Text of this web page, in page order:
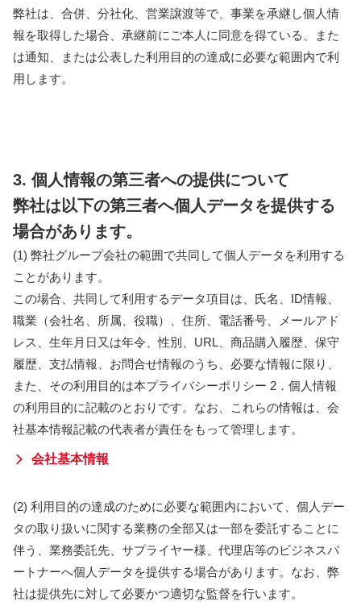
弊社は、合併、分社化、営業譲渡等で、事業を承継し個人情
報を取得した場合、承継前にご本人に同意を得ている、また
は通知、または公表した利用目的の達成に必要な範囲内で利
用します。
3. 個人情報の第三者への提供について
弊社は以下の第三者へ個人データを提供する
場合があります。
(1) 弊社グループ会社の範囲で共同して個人データを利用する
ことがあります。
この場合、共同して利用するデータ項目は、氏名、ID情報、
職業（会社名、所属、役職）、住所、電話番号、メールアド
レス、生年月日又は年令、性別、URL、商品購入履歴、保守
履歴、支払情報、お問合せ情報のうち、必要な情報に限り、
また、その利用目的は本プライバシーポリシー 2．個人情報
の利用目的に記載のとおりです。なお、これらの情報は、会
社基本情報記載の代表者が責任をもって管理します。
会社基本情報
(2) 利用目的の達成のために必要な範囲内において、個人デー
タの取り扱いに関する業務の全部又は一部を委託することに
伴う、業務委託先、サプライヤー様、代理店等のビジネスパ
ートナーへ個人データを提供する場合があります。なお、弊
社は提供先に対して必要かつ適切な監督を行います。